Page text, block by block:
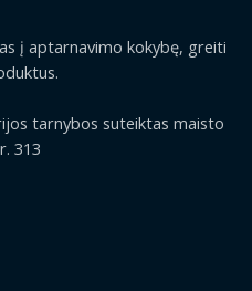
į aptarnavimo kokybę, greiti
tarnybos suteiktas maisto
313